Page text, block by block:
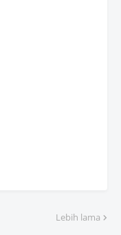
Lebih lama